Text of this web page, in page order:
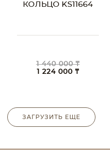
КОЛЬЦО KS11664
1 440 000 ₸
1 224 000 ₸
ЗАГРУЗИТЬ ЕЩЕ